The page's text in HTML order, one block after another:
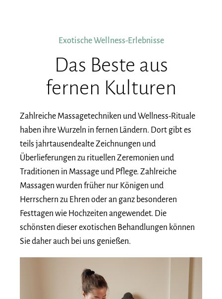
Exotische Wellness-Erlebnisse
Das Beste aus
fernen Kulturen
Zahlreiche Massagetechniken und Wellness-Rituale
haben ihre Wurzeln in fernen Ländern. Dort gibt es
teils jahrtausendealte Zeichnungen und
Überlieferungen zu rituellen Zeremonien und
Traditionen in Massage und Pflege. Zahlreiche
Massagen wurden früher nur Königen und
Herrschern zu Ehren oder an ganz besonderen
Festtagen wie Hochzeiten angewendet. Die
schönsten dieser exotischen Behandlungen können
Sie daher auch bei uns genießen.